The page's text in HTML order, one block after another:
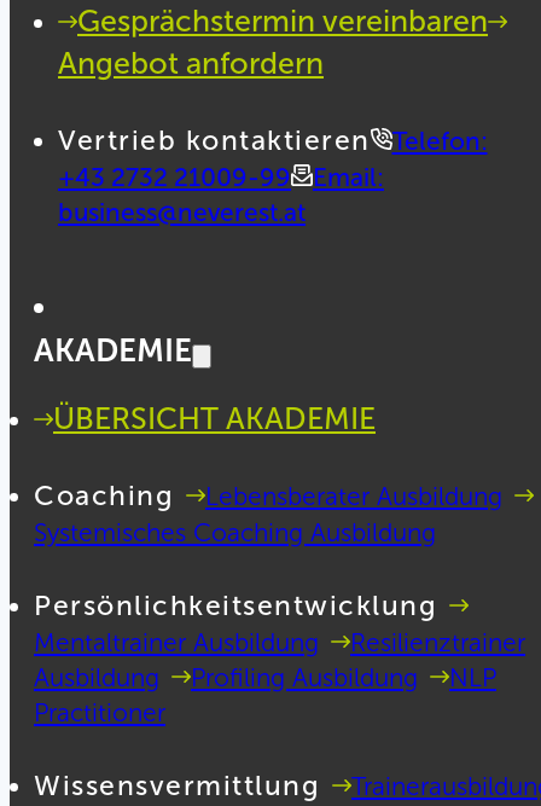
Gesprächstermin vereinbaren
Angebot anfordern
Vertrieb kontaktieren
Telefon:
+43 2732 21009-99
Email:
business@neverest.at
AKADEMIE
ÜBERSICHT AKADEMIE
Coaching
Lebensberater Ausbildung
Systemisches Coaching Ausbildung
Persönlichkeitsentwicklung
Mentaltrainer Ausbildung
Resilienztrainer
Ausbildung
Profiling Ausbildung
NLP
Practitioner
Wissensvermittlung